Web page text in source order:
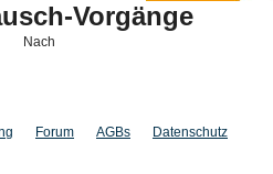
Vorgänge
Nach
Forum AGBs Datenschutz